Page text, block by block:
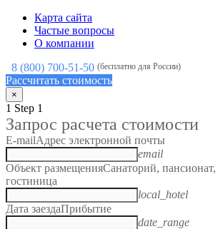
Карта сайта
Частые вопросы
О компании
8 (800) 700-51-50 (бесплатно для России)
Рассчитать стоимость
×
1 Step 1
Запрос расчета стоимости
E-mailАдрес электронной почты
email
Объект размещенияСанаторий, пансионат,
гостиница
local_hotel
Дата заездаПрибытие
date_range